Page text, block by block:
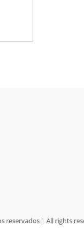
reservados | All rights